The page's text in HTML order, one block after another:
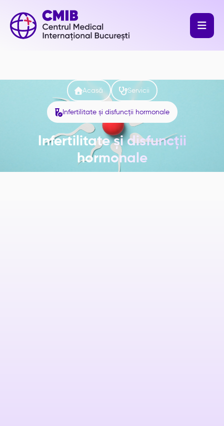

Acasă Servicii
 Infertilitate și disfuncții hormonale
Infertilitate și disfuncții
hormonale